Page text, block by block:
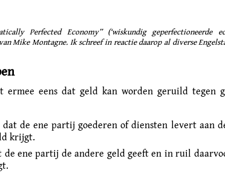
Perfected Economy” (‘wiskundig geperfectioneerde
Mike Montagne. Ik schreef in reactie daarop al diverse
eens dat geld kan worden geruild tegen
de ene partij goederen of diensten levert aan
krijgt.
de ene partij de andere geld geeft en in ruil